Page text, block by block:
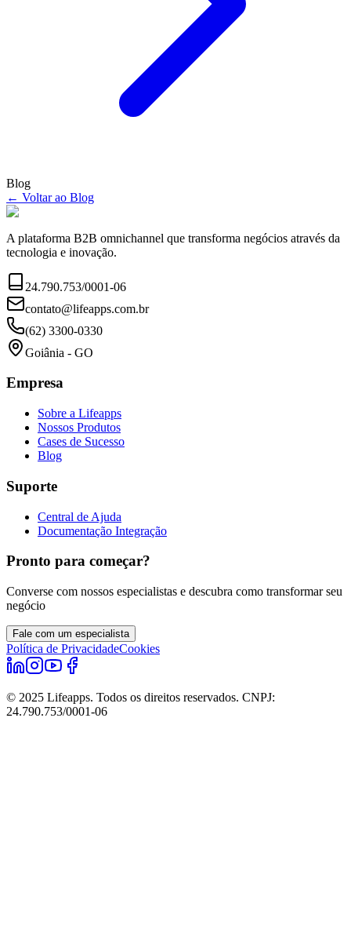
Blog
← Voltar ao Blog
A plataforma B2B omnichannel que transforma negócios através da
tecnologia e inovação.
24.790.753/0001-06
contato@lifeapps.com.br
(62) 3300-0330
Goiânia - GO
Empresa
Sobre a Lifeapps
Nossos Produtos
Cases de Sucesso
Blog
Suporte
Central de Ajuda
Documentação Integração
Pronto para começar?
Converse com nossos especialistas e descubra como transformar seu
negócio
Fale com um especialista
Política de PrivacidadeCookies
© 2025 Lifeapps. Todos os direitos reservados. CNPJ:
24.790.753/0001-06